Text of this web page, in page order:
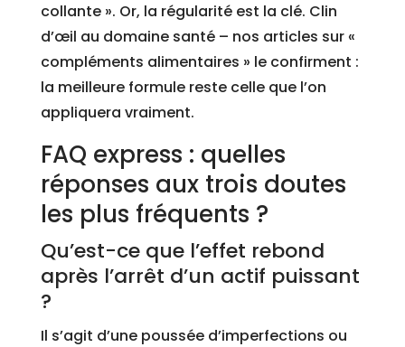
collante ». Or, la régularité est la clé. Clin
d’œil au domaine santé – nos articles sur «
compléments alimentaires » le confirment :
la meilleure formule reste celle que l’on
appliquera vraiment.
FAQ express : quelles
réponses aux trois doutes
les plus fréquents ?
Qu’est-ce que l’effet rebond
après l’arrêt d’un actif puissant
?
Il s’agit d’une poussée d’imperfections ou